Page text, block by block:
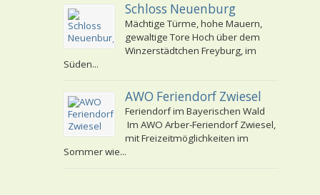
Schloss Neuenburg
Mächtige Türme, hohe Mauern,
gewaltige Tore Hoch über dem
Winzerstädtchen Freyburg, im
Süden...
AWO Feriendorf Zwiesel
Feriendorf im Bayerischen Wald
Im AWO Arber-Feriendorf Zwiesel,
mit Freizeitmöglichkeiten im
Sommer wie...